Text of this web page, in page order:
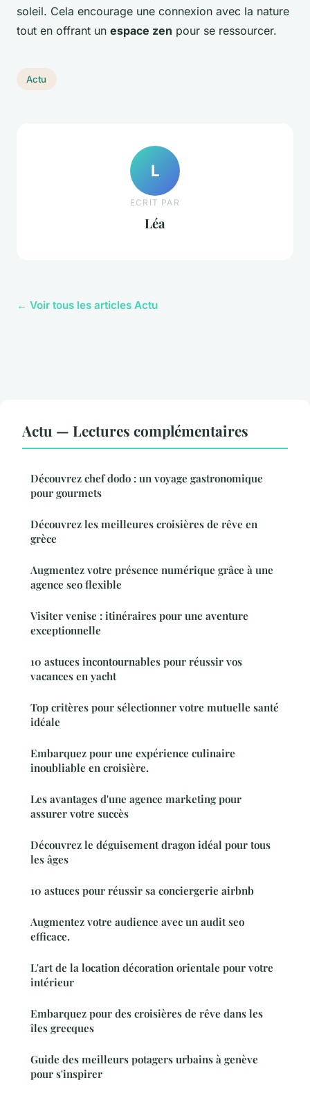
soleil. Cela encourage une connexion avec la nature
tout en offrant un espace zen pour se ressourcer.
Actu
L
ECRIT PAR
Léa
← Voir tous les articles Actu
Actu — Lectures complémentaires
Découvrez chef dodo : un voyage gastronomique
pour gourmets
Découvrez les meilleures croisières de rêve en
grèce
Augmentez votre présence numérique grâce à une
agence seo flexible
Visiter venise : itinéraires pour une aventure
exceptionnelle
10 astuces incontournables pour réussir vos
vacances en yacht
Top critères pour sélectionner votre mutuelle santé
idéale
Embarquez pour une expérience culinaire
inoubliable en croisière.
Les avantages d'une agence marketing pour
assurer votre succès
Découvrez le déguisement dragon idéal pour tous
les âges
10 astuces pour réussir sa conciergerie airbnb
Augmentez votre audience avec un audit seo
efficace.
L'art de la location décoration orientale pour votre
intérieur
Embarquez pour des croisières de rêve dans les
îles grecques
Guide des meilleurs potagers urbains à genève
pour s'inspirer